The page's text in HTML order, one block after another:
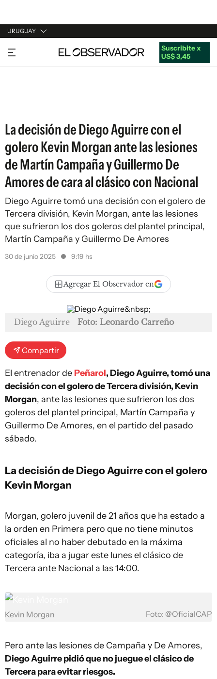
URUGUAY
URUGUAY
ARGENTINA
Suscribite x
US$ 3,45
La decisión de Diego Aguirre con el
golero Kevin Morgan ante las lesiones
de Martín Campaña y Guillermo De
Amores de cara al clásico con Nacional
Diego Aguirre tomó una decisión con el golero de
Tercera división, Kevin Morgan, ante las lesiones
que sufrieron los dos goleros del plantel principal,
Martín Campaña y Guillermo De Amores
30 de junio 2025 9:19 hs
Agregar El Observador en
Diego Aguirre Foto: Leonardo Carreño
Compartir
El entrenador de Peñarol, Diego Aguirre, tomó una
decisión con el golero de Tercera división, Kevin
Morgan, ante las lesiones que sufrieron los dos
goleros del plantel principal, Martín Campaña y
Guillermo De Amores, en el partido del pasado
sábado.
La decisión de Diego Aguirre con el golero
Kevin Morgan
Morgan, golero juvenil de 21 años que ha estado a
la orden en Primera pero que no tiene minutos
oficiales al no haber debutado en la máxima
categoría, iba a jugar este lunes el clásico de
Tercera ante Nacional a las 14:00.
Kevin Morgan Foto: @OficialCAP
Pero ante las lesiones de Campaña y De Amores,
Diego Aguirre pidió que no juegue el clásico de
Tercera para evitar riesgos.